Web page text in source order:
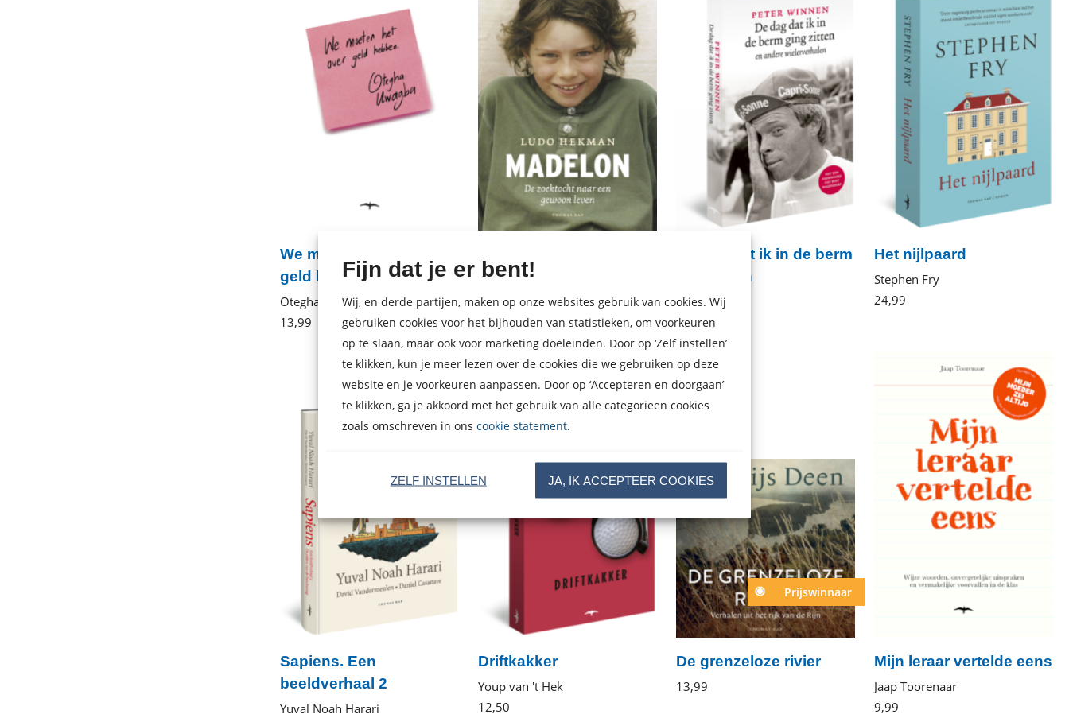
Fijn dat je er bent!
Wij, en derde partijen, maken op onze websites gebruik van cookies. Wij
gebruiken cookies voor het bijhouden van statistieken, om voorkeuren
op te slaan, maar ook voor marketing doeleinden. Door op ‘Zelf instellen’
te klikken, kun je meer lezen over de cookies die we gebruiken op deze
website en je voorkeuren aanpassen. Door op ‘Accepteren en doorgaan’
te klikken, ga je akkoord met het gebruik van alle categorieën cookies
zoals omschreven in ons cookie statement.
JA, IK ACCEPTEER COOKIES
ZELF INSTELLEN
We moeten het over
geld hebben
Otegha Uwagba
13,99
Ludo Hekman
11,99E-
book
De dag dat ik in de berm
ging zitten
Peter Winnen
22,99Paperback
Het nijlpaard
Stephen Fry
24,99
Sapiens. Een
beeldverhaal 2
Yuval Noah Harari
Driftkakker
Youp van 't Hek
12,50
Prijswinnaar
De grenzeloze rivier
13,99
Mijn leraar vertelde eens
Jaap Toorenaar
9,99